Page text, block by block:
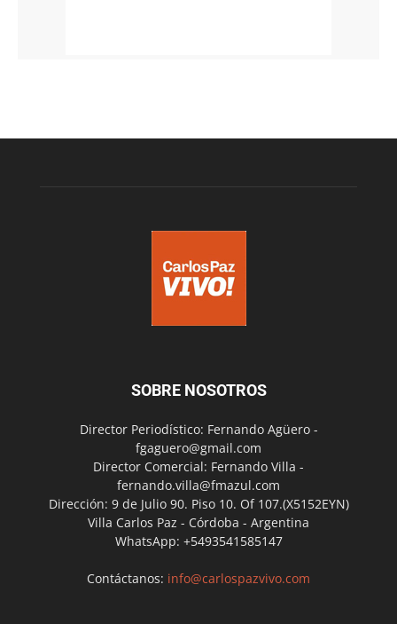
SOBRE NOSOTROS
Director Periodístico: Fernando Agüero -
fgaguero@gmail.com
Director Comercial: Fernando Villa -
fernando.villa@fmazul.com
Dirección: 9 de Julio 90. Piso 10. Of 107.(X5152EYN)
Villa Carlos Paz - Córdoba - Argentina
WhatsApp: +5493541585147
Contáctanos: info@carlospazvivo.com